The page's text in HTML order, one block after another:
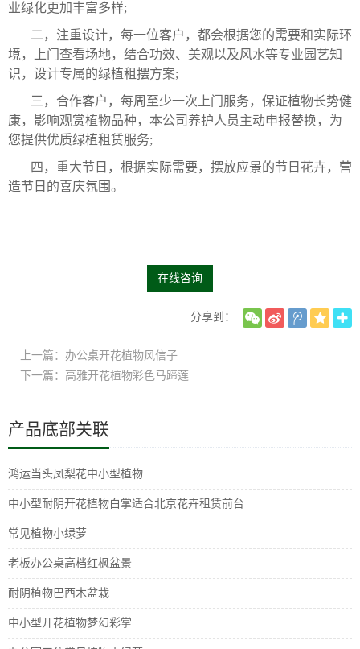
业绿化更加丰富多样;
二，注重设计，每一位客户，都会根据您的需要和实际环
境，上门查看场地，结合功效、美观以及风水等专业园艺知
识，设计专属的绿植租摆方案;
三，合作客户，每周至少一次上门服务，保证植物长势健
康，影响观赏植物品种，本公司养护人员主动申报替换，为
您提供优质绿植租赁服务;
四，重大节日，根据实际需要，摆放应景的节日花卉，营
造节日的喜庆氛围。
在线咨询
分享到：
上一篇：办公桌开花植物风信子
下一篇：高雅开花植物彩色马蹄莲
产品底部关联
鸿运当头凤梨花中小型植物
中小型耐阴开花植物白掌适合北京花卉租赁前台
常见植物小绿萝
老板办公桌高档红枫盆景
耐阴植物巴西木盆栽
中小型开花植物梦幻彩掌